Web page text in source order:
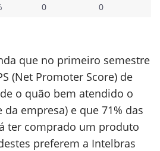
0 0
que no primeiro semestre
(Net Promoter Score) de
o quão bem atendido o
empresa) e que 71% das
ter comprado um produto
preferem a Intelbras